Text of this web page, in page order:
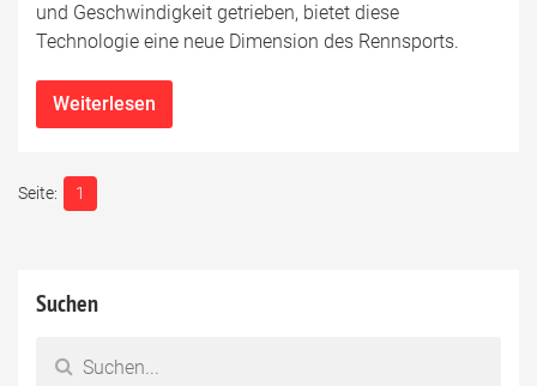
und Geschwindigkeit getrieben, bietet diese
Technologie eine neue Dimension des Rennsports.
Weiterlesen
1
Suchen